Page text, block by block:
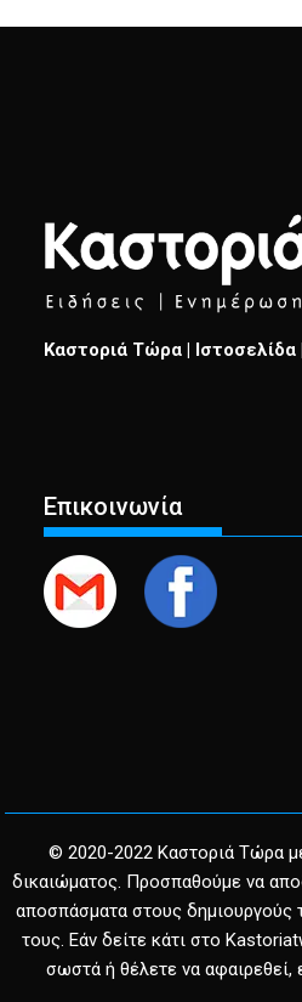
Καστοριά Τώρα | Ιστοσελίδα
Επικοινωνία
© 2020-2022 Καστοριά Τώρα
δικαιώματος. Προσπαθούμε να
αποσπάσματα στους δημιουργούς
τους. Εάν δείτε κάτι στο
σωστά ή θέλετε να αφαιρεθεί,